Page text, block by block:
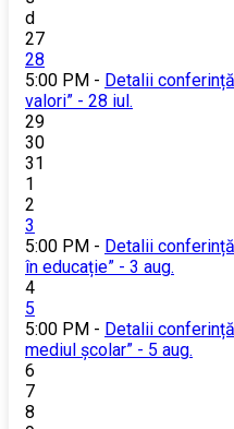
d
27
28
5:00 PM - Detalii
valori” - 28 iul.
29
30
31
1
2
3
5:00 PM - Detalii
în educație” - 3 aug.
4
5
5:00 PM - Detalii
mediul școlar” - 5 aug.
6
7
8